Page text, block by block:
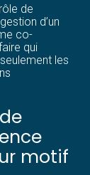
de
d’un
co-
qui
les
motif